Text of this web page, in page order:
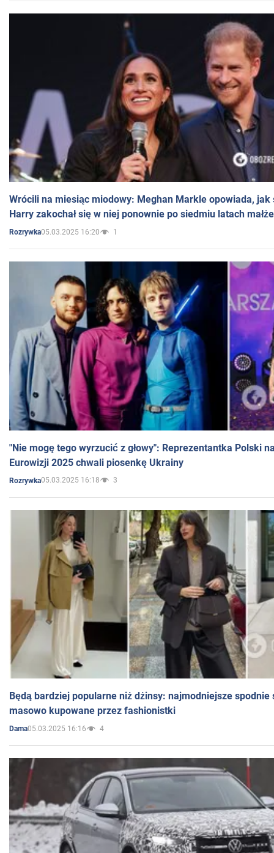
Wrócili na miesiąc miodowy: Meghan Markle opowiada, jak
Harry zakochał się w niej ponownie po siedmiu latach
Rozrywka05.03.2025 16:20 1
"Nie mogę tego wyrzucić z głowy": Reprezentantka Polski
Eurowizji 2025 chwali piosenkę Ukrainy
Rozrywka05.03.2025 16:18 3
Będą bardziej popularne niż dżinsy: najmodniejsze spodnie
masowo kupowane przez fashionistki
Dama05.03.2025 16:16 4